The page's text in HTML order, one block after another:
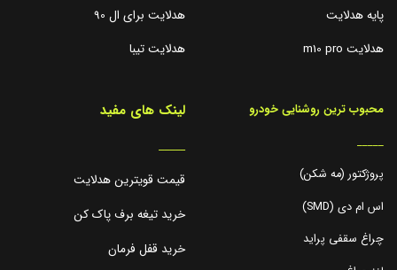
پایه هدلایت
هدلایت m10 pro
هدلایت برای ال 90
هدلایت تیبا
محبوب ترین روشنایی خودرو
_____
پروژکتور (مه شکن)
اس ام دی (SMD)
چراغ سقفی پراید
لینک های مفید
_____
قیمت قویترین هدلایت
خرید تیغه برف پاک کن
خرید قفل فرمان